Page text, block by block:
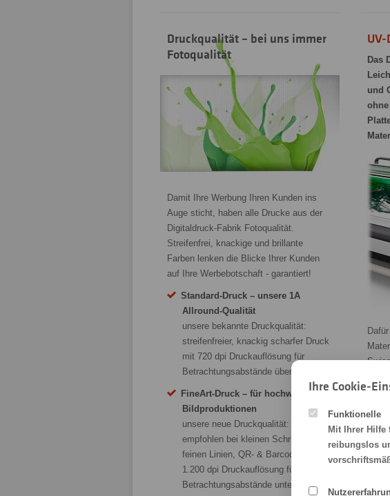
Druckqualität – bei uns immer
Fotoqualität
Damit Ihre Werbung Ihren Kunden ins
Auge sticht, haben alle Drucke aus der
Digitaldruck-Fabrik Fotoqualität.
Streifenfrei, knackige und brillante
Farben lenken die Blicke Ihrer Kunden
auf Ihre Werbebotschaft - garantiert!
Standard-Druck – unsere 1A
Allround-Qualität
unsere bekannte Druckqualität:
streifenfreier, knackig scharfer Druck
mit 720 dpi Druckauflösung für
Betrachtungsabstände über 40 cm
FineArt-Druck – für hochwertige
Bildproduktionen
unsere neue Druckqualität:
empfohlen bei kleinen Schriften,
feinen Linien, QR- & Barcodes mit
1.200 dpi Druckauflösung für
Betrachtungsabstände unter 40 cm
Das
und
Ihre Cookie-
Funktionelle
Mit Ihrer Hilfe
reibungslos